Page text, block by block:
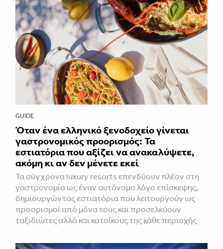
GUIDE
Όταν ένα ελληνικό ξενοδοχείο γίνεται
γαστρονομικός προορισμός: Τα
εστιατόρια που αξίζει να ανακαλύψετε,
ακόμη κι αν δεν μένετε εκεί
Τα σύγχρονα luxury resorts επενδύουν πλέον στη
γαστρονομία ως έναν αυτόνομο λόγο επίσκεψης,
δημιουργώντας εστιατόρια που λειτουργούν ως
προορισμοί από μόνα τους και προσελκύουν
ταξιδιώτες αλλά και κατοίκους της κάθε περιοχής